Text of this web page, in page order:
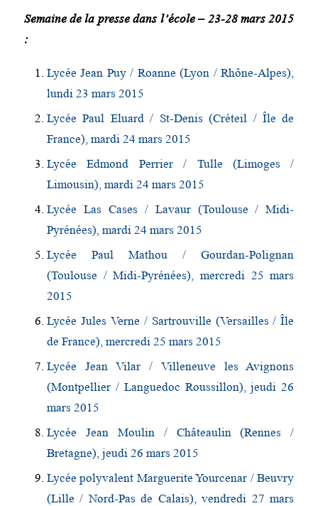
Semaine de la presse dans l’école – 23-28 mars 2015
:
Lycée Jean Puy / Roanne (Lyon / Rhône-Alpes),
lundi 23 mars 2015
Lycée Paul Eluard/ St-Denis (Créteil / Île de
France), mardi 24 mars 2015
Lycée Edmond Perrier / Tulle (Limoges /
Limousin), mardi 24 mars 2015
Lycée Las Cases / Lavaur (Toulouse / Midi-
Pyrénées), mardi 24 mars 2015
Lycée Paul Mathou / Gourdan-Polignan
(Toulouse / Midi-Pyrénées), mercredi 25 mars
2015
Lycée Jules Verne / Sartrouville (Versailles / Île
de France), mercredi 25 mars 2015
Lycée Jean Vilar / Villeneuve les Avignons
(Montpellier / Languedoc Roussillon), jeudi 26
mars 2015
Lycée Jean Moulin / Châteaulin (Rennes /
Bretagne), jeudi 26 mars 2015
Lycée polyvalent Marguerite Yourcenar / Beuvry
(Lille / Nord-Pas de Calais), vendredi 27 mars